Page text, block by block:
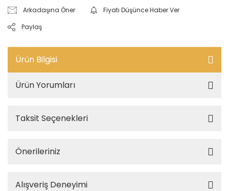
Arkadaşına Öner
Fiyatı Düşünce Haber Ver
Paylaş
Ürün Bilgisi
Ürün Yorumları
Taksit Seçenekleri
Önerileriniz
Alışveriş Deneyimi